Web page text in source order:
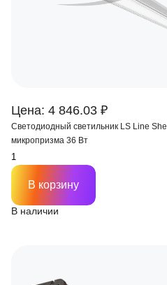
Цена: 4 846.03 ₽
Светодиодный светильник LS Line Shell
микропризма 36 Вт
В наличии
В корзину